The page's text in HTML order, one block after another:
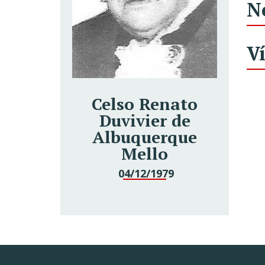
Celso Renato
Duvivier de
Albuquerque
Mello
04/12/1979